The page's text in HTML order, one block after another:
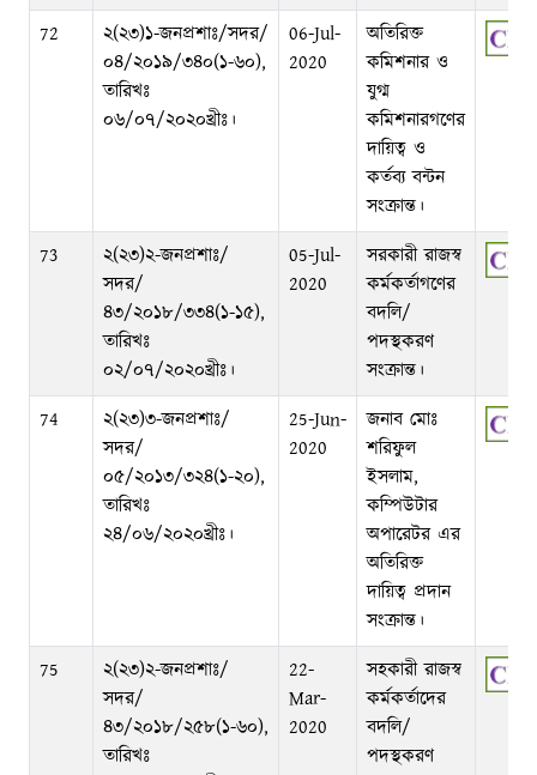
72
২(২৩)১-জনপ্রশাঃ/সদর/
০৪/২০১৯/৩৪০(১-৬০),
তারিখঃ
০৬/০৭/২০২০খ্রীঃ।
06-Jul-
2020
অতিরিক্ত
কমিশনার ও
যুগ্ম
কমিশনারগণের
দায়িত্ব ও
কর্তব্য বন্টন
সংক্রান্ত।
73
২(২৩)২-জনপ্রশাঃ/
সদর/
৪৩/২০১৮/৩৩৪(১-১৫),
তারিখঃ
০২/০৭/২০২০খ্রীঃ।
05-Jul-
2020
সরকারী রাজস্ব
কর্মকর্তাগণের
বদলি/
পদস্থকরণ
সংক্রান্ত।
74
২(২৩)৩-জনপ্রশাঃ/
সদর/
০৫/২০১৩/৩২৪(১-২০),
তারিখঃ
২৪/০৬/২০২০খ্রীঃ।
25-Jun-
2020
জনাব মোঃ
শরিফুল
ইসলাম,
কম্পিউটার
অপারেটর এর
অতিরিক্ত
দায়িত্ব প্রদান
সংক্রান্ত।
75
২(২৩)২-জনপ্রশাঃ/
সদর/
৪৩/২০১৮/২৫৮(১-৬০),
তারিখঃ
22-
Mar-
2020
সহকারী রাজস্ব
কর্মকর্তাদের
বদলি/
পদস্থকরণ